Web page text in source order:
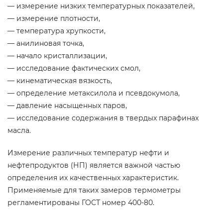
— измерение низких температурных показателей,
— измерение плотности,
— температура хрупкости,
— анилиновая точка,
— начало кристаллизации,
— исследование фактических смол,
— кинематическая вязкость,
— определение метаксилола и псевдокумола,
— давление насыщенных паров,
— исследование содержания в твердых парафинах
масла.
Измерение различных температур нефти и
нефтепродуктов (НП) является важной частью
определения их качественных характеристик.
Применяемые для таких замеров термометры
регламентированы ГОСТ номер 400-80.